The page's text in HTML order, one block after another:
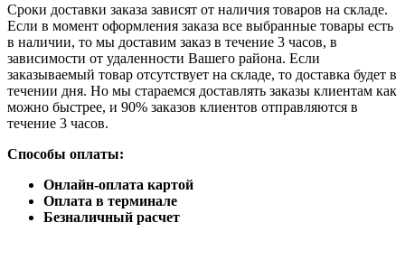
Сроки доставки заказа зависят от наличия товаров на складе.
Если в момент оформления заказа все выбранные товары есть
в наличии, то мы доставим заказ в течение 3 часов, в
зависимости от удаленности Вашего района. Если
заказываемый товар отсутствует на складе, то доставка будет в
течении дня. Но мы стараемся доставлять заказы клиентам как
можно быстрее, и 90% заказов клиентов отправляются в
течение 3 часов.
Способы оплаты:
Онлайн-оплата картой
Оплата в терминале
Безналичный расчет